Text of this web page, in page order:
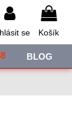
se Košík
BLOG